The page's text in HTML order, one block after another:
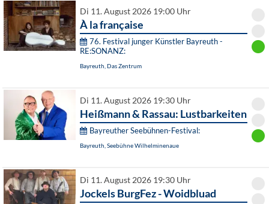
Di 11. August 2026 19:00 Uhr
À la française
76. Festival junger Künstler Bayreuth -
RE:SONANZ:
Bayreuth, Das Zentrum
Di 11. August 2026 19:30 Uhr
Heißmann & Rassau: Lustbarkeiten
Bayreuther Seebühnen-Festival:
Bayreuth, Seebühne Wilhelminenaue
Di 11. August 2026 19:30 Uhr
Jockels BurgFez - Woidbluad